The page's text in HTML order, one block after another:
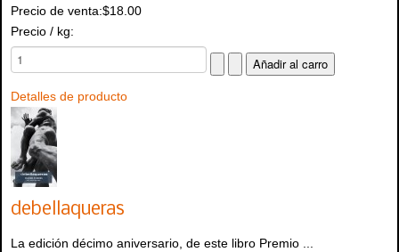
Precio de venta:$18.00
Precio / kg:
Detalles de producto
debellaqueras
La edición décimo aniversario, de este libro Premio ...